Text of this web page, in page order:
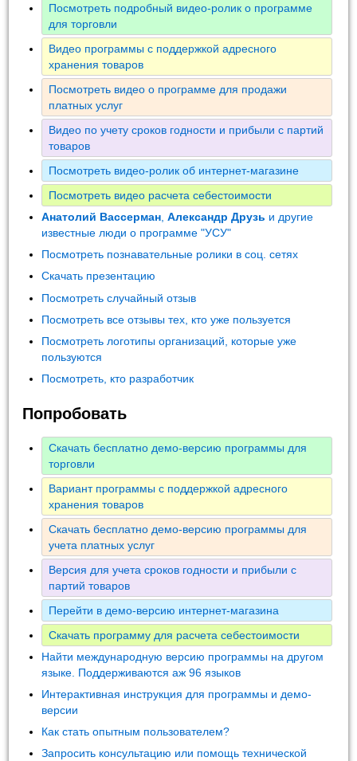
Посмотреть подробный видео-ролик о программе
для торговли
Видео программы с поддержкой адресного
хранения товаров
Посмотреть видео о программе для продажи
платных услуг
Видео по учету сроков годности и прибыли с партий
товаров
Посмотреть видео-ролик об интернет-магазине
Посмотреть видео расчета себестоимости
Анатолий Вассерман ,Александр Друзь и другие
известные люди о программе "УСУ"
Посмотреть познавательные ролики в соц. сетях
Скачать презентацию
Посмотреть случайный отзыв
Посмотреть все отзывы тех, кто уже пользуется
Посмотреть логотипы организаций, которые уже
пользуются
Посмотреть, кто разработчик
Попробовать
Скачать бесплатно демо-версию программы для
торговли
Вариант программы с поддержкой адресного
хранения товаров
Скачать бесплатно демо-версию программы для
учета платных услуг
Версия для учета сроков годности и прибыли с
партий товаров
Перейти в демо-версию интернет-магазина
Скачать программу для расчета себестоимости
Найти международную версию программы на другом
языке. Поддерживаются аж 96 языков
Интерактивная инструкция для программы и демо-
версии
Как стать опытным пользователем?
Запросить консультацию или помощь технической